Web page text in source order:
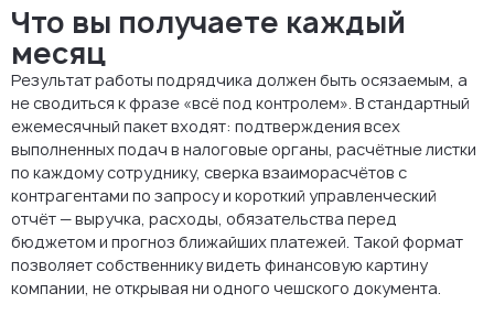
Что вы получаете каждый
месяц
Результат работы подрядчика должен быть осязаемым, а
не сводиться к фразе «всё под контролем». В стандартный
ежемесячный пакет входят: подтверждения всех
выполненных подач в налоговые органы, расчётные листки
по каждому сотруднику, сверка взаиморасчётов с
контрагентами по запросу и короткий управленческий
отчёт — выручка, расходы, обязательства перед
бюджетом и прогноз ближайших платежей. Такой формат
позволяет собственнику видеть финансовую картину
компании, не открывая ни одного чешского документа.